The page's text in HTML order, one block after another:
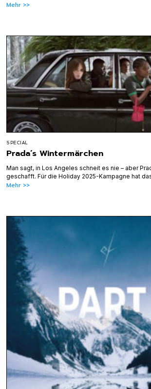
Mehr >>
SPECIAL
Prada’s Wintermärchen
Man sagt, in Los Angeles schneit es nie – aber
geschafft. Für die Holiday 2025-Kampagne hat
Mehr >>